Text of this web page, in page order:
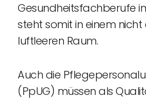
Gesundheitsfachberufe
steht somit in einem
luftleeren Raum.
Auch die
(PpUG) müssen als